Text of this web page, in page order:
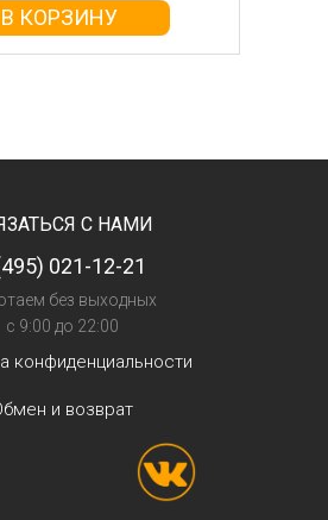
В КОРЗИНУ
С НАМИ
021-12-21
без выходных
с 9:00 до 22:00
конфиденциальности
и возврат